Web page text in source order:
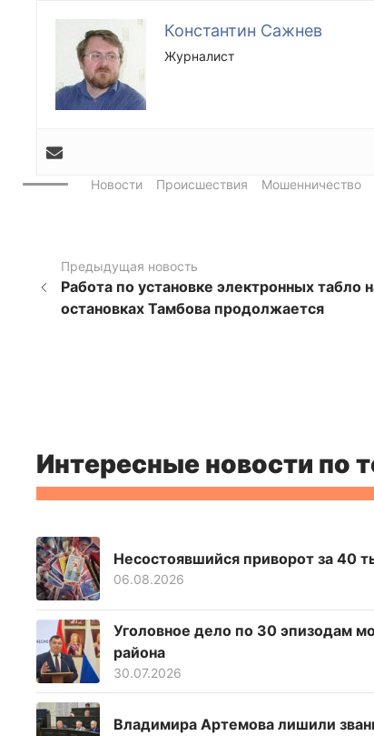
Константин Сажнев
Журналист
Новости Происшествия Мошенничество
Предыдущая новость
Работа по установке электронных табло
остановках Тамбова продолжается
Интересные новости по
Несостоявшийся приворот за 40
06.08.2026
Уголовное дело по 30 эпизодам
района
30.07.2026
Владимира Артемова лишили